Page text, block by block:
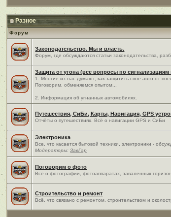
Разное
Форум
Законодательство. Мы и власть.
Форум, где обсуждаются статьи законодательства,
Защита от угона (все вопросы по сигнализациям
1. Многие из нас думают, как защитить свое авто от
Поговорим, обменяемся опытом...
2. Информация об угнанных автомобилях.
Путешествия, СиБи, Карты, Навигация, GPS
Отчёты о путешествиях. Всё о навигации GPS и СиБи
Электроника
Все, что касается бытовой техники, электроники -
Модераторы:ЗавГар
Поговорим о фото
Всё о фотографии, фотоаппаратах, заваленных
Строительство и ремонт
Всё, что связано с ремонтом, строительством и